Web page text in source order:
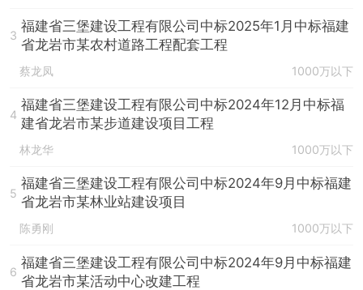
3
福建省三堡建设工程有限公司中标2025年1月中标福建
省龙岩市某农村道路工程配套工程
蔡龙凤 1000万以下
4
福建省三堡建设工程有限公司中标2024年12月中标福
建省龙岩市某步道建设项目工程
林龙华 1000万以下
5
福建省三堡建设工程有限公司中标2024年9月中标福建
省龙岩市某林业站建设项目
陈勇刚 1000万以下
6
福建省三堡建设工程有限公司中标2024年9月中标福建
省龙岩市某活动中心改建工程